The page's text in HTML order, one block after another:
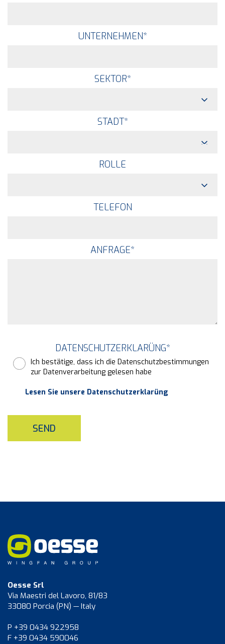
UNTERNEHMEN*
SEKTOR*
STADT*
ROLLE
TELEFON
ANFRAGE*
DATENSCHUTZERKLARÜNG*
Ich bestätige, dass ich die Datenschutzbestimmungen
zur Datenverarbeitung gelesen habe
Lesen Sie unsere Datenschutzerklarüng
SEND
Oesse Srl
Via Maestri del Lavoro, 81/83
33080 Porcia (PN) — Italy
P +39 0434 922958
F +39 0434 590046